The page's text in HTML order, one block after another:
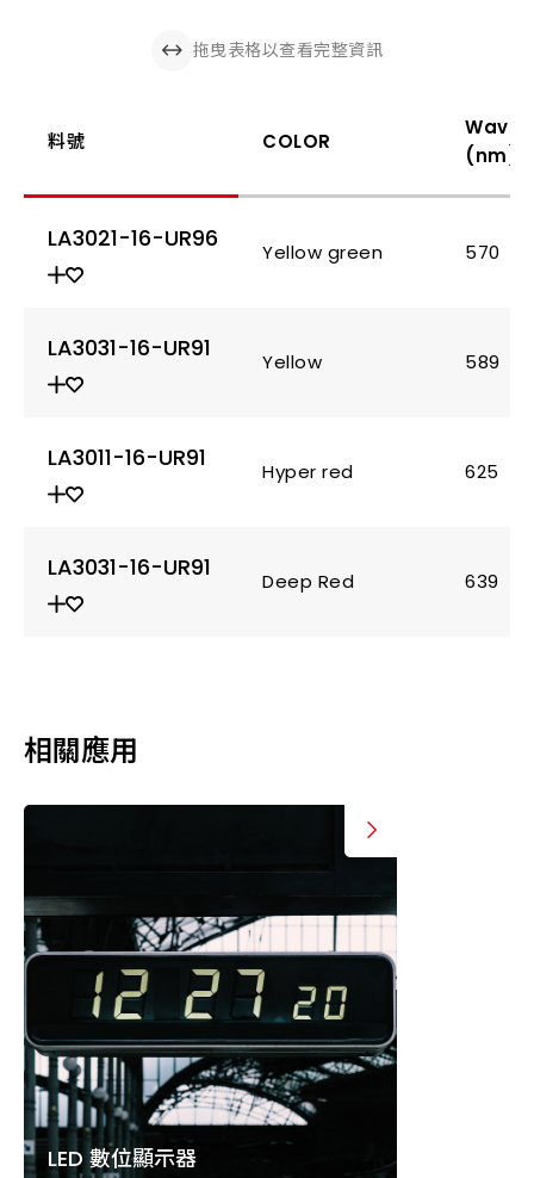
料號 COLOR
(nm)
LA3021-16-UR96 Yellow green 570
LA3031-16-UR91 Yellow 589
LA3011-16-UR91 Hyper red 625
LA3031-16-UR91 Deep Red 639
拖曳表格以查看完整資訊
相關應用
LED 數位顯示器